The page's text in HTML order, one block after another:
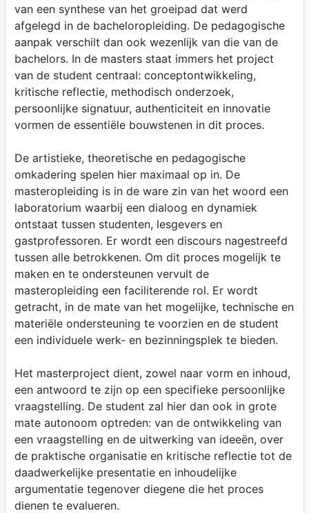
van een synthese van het groeipad dat werd
afgelegd in de bacheloropleiding. De pedagogische
aanpak verschilt dan ook wezenlijk van die van de
bachelors. In de masters staat immers het project
van de student centraal: conceptontwikkeling,
kritische reflectie, methodisch onderzoek,
persoonlijke signatuur, authenticiteit en innovatie
vormen de essentiële bouwstenen in dit proces.
De artistieke, theoretische en pedagogische
omkadering spelen hier maximaal op in. De
masteropleiding is in de ware zin van het woord een
laboratorium waarbij een dialoog en dynamiek
ontstaat tussen studenten, lesgevers en
gastprofessoren. Er wordt een discours nagestreefd
tussen alle betrokkenen. Om dit proces mogelijk te
maken en te ondersteunen vervult de
masteropleiding een faciliterende rol. Er wordt
getracht, in de mate van het mogelijke, technische en
materiële ondersteuning te voorzien en de student
een individuele werk- en bezinningsplek te bieden.
Het masterproject dient, zowel naar vorm en inhoud,
een antwoord te zijn op een specifieke persoonlijke
vraagstelling. De student zal hier dan ook in grote
mate autonoom optreden: van de ontwikkeling van
een vraagstelling en de uitwerking van ideeën, over
de praktische organisatie en kritische reflectie tot de
daadwerkelijke presentatie en inhoudelijke
argumentatie tegenover diegene die het proces
dienen te evalueren.